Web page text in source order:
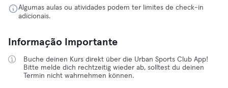
Algumas aulas ou atividades podem ter limites de check-in
adicionais.
Informação Importante
Buche deinen Kurs direkt über die Urban Sports Club App!
Bitte melde dich rechtzeitig wieder ab, solltest du deinen
Termin nicht wahrnehmen können.